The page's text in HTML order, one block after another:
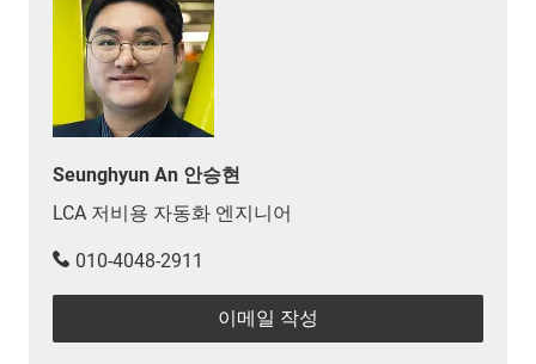
Seunghyun An 안승현
LCA 저비용 자동화 엔지니어
010-4048-2911
이메일 작성